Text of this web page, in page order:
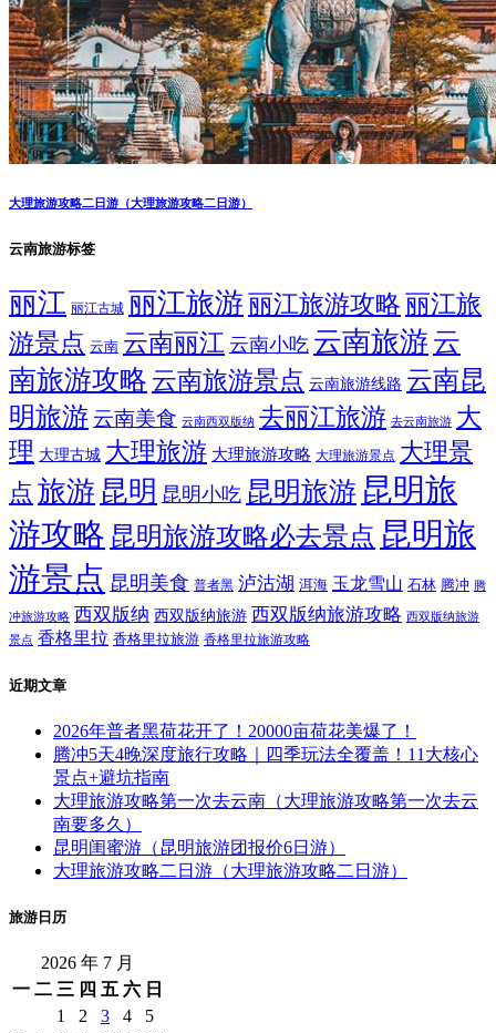
大理旅游攻略二日游（大理旅游攻略二日游）
云南旅游标签
丽江 丽江古城 丽江旅游 丽江旅游攻略 丽江旅
游景点 云南 云南丽江 云南小吃 云南旅游 云
南旅游攻略 云南旅游景点 云南旅游线路 云南昆
明旅游 云南美食 云南西双版纳 去丽江旅游 去云南旅游 大
理 大理古城 大理旅游 大理旅游攻略 大理旅游景点 大理景
点 旅游 昆明 昆明小吃 昆明旅游 昆明旅
游攻略 昆明旅游攻略必去景点 昆明旅
游景点 昆明美食 普者黑 泸沽湖 洱海 玉龙雪山 石林 腾冲 腾
冲旅游攻略 西双版纳 西双版纳旅游 西双版纳旅游攻略 西双版纳旅游
景点 香格里拉 香格里拉旅游 香格里拉旅游攻略
近期文章
2026年普者黑荷花开了！20000亩荷花美爆了！
腾冲5天4晚深度旅行攻略｜四季玩法全覆盖！11大核心
景点+避坑指南
大理旅游攻略第一次去云南（大理旅游攻略第一次去云
南要多久）
昆明闺蜜游（昆明旅游团报价6日游）
大理旅游攻略二日游（大理旅游攻略二日游）
旅游日历
2026 年 7 月
一 二 三 四 五 六 日
1
2 3 4
5